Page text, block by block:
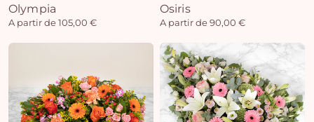
Olympia
A partir de 105,00 €
Osiris
A partir de 90,00 €